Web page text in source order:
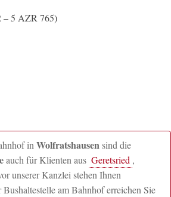
– 5 AZR 765)
in Wolfratshausensind die
auch für Klienten aus Geretsried ,
unserer Kanzlei stehen Ihnen
am Bahnhof erreichen Sie